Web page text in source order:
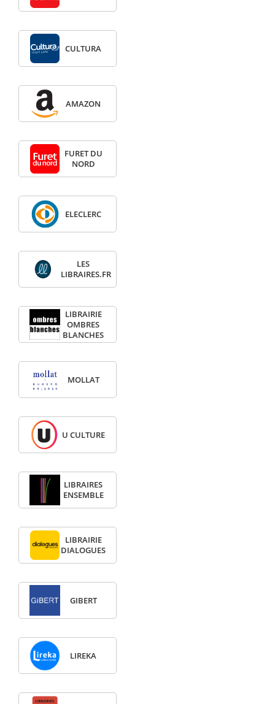
CULTURA
AMAZON
FURET DU
NORD
ELECLERC
LES
LIBRAIRES.FR
LIBRAIRIE
OMBRES
BLANCHES
MOLLAT
U CULTURE
LIBRAIRES
ENSEMBLE
LIBRAIRIE
DIALOGUES
GIBERT
LIREKA